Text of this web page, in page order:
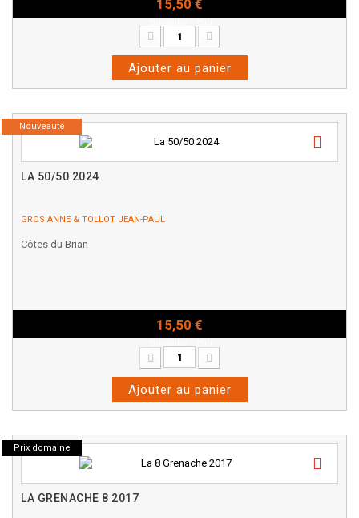
15,50 €
Ajouter au panier
Nouveauté
LA 50/50 2024
GROS ANNE & TOLLOT JEAN-PAUL
Côtes du Brian
15,50 €
Ajouter au panier
Prix domaine
LA GRENACHE 8 2017